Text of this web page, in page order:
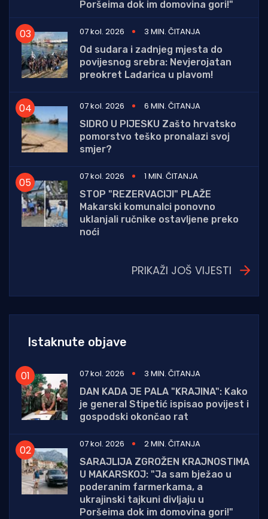
Poršeima dok im domovina gori!"
07 kol. 2026
3 MIN. ČITANJA
Od sudara i zadnjeg mjesta do
povijesnog srebra: Nevjerojatan
preokret Lađarica u plavom!
07 kol. 2026
6 MIN. ČITANJA
SIDRO U PIJESKU Zašto hrvatsko
pomorstvo teško pronalazi svoj
smjer?
07 kol. 2026
1 MIN. ČITANJA
STOP "REZERVACIJI" PLAŽE
Makarski komunalci ponovno
uklanjali ručnike ostavljene preko
noći
PRIKAŽI JOŠ VIJESTI
Istaknute objave
07 kol. 2026
3 MIN. ČITANJA
DAN KADA JE PALA "KRAJINA": Kako
je general Stipetić ispisao povijest i
gospodski okončao rat
07 kol. 2026
2 MIN. ČITANJA
SARAJLIJA ZGROŽEN KRAJNOSTIMA
U MAKARSKOJ: "Ja sam bježao u
poderanim farmerkama, a
ukrajinski tajkuni divljaju u
Poršeima dok im domovina gori!"